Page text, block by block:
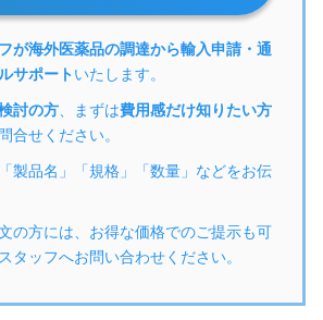
が海外医薬品の調達から輸入申請・通
サポートいたします。
討の方 、まずは費用感だけ知りたい方
合せください。
製品名」「規格」「数量」などをお伝
の方には、お得な価格でのご提示も可
タッフへお問い合わせください。